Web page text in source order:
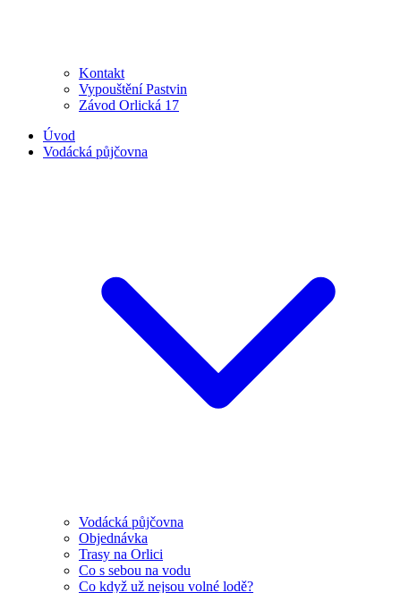
Kontakt
Vypouštění Pastvin
Závod Orlická 17
Úvod
Vodácká půjčovna
Vodácká půjčovna
Objednávka
Trasy na Orlici
Co s sebou na vodu
Co když už nejsou volné lodě?